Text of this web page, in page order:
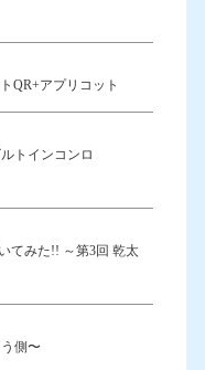
QR+アプリコット
トインコンロ
てみた!! ～第3回 乾太
側〜